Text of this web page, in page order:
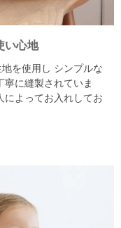
い心地
を使用し シンプルな
寧に縫製されていま
によってお入れしてお